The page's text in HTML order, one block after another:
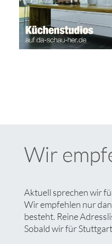
Wir
Aktuell sprechen wir
Wir empfehlen nur
besteht. Reine
Sobald wir für